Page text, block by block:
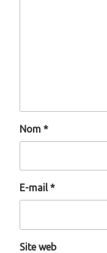
Nom *
E-mail*
Site web